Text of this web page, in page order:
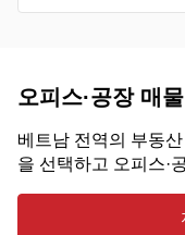
오피스·공장 매
베트남 전역의 부동
을 선택하고 오피스·